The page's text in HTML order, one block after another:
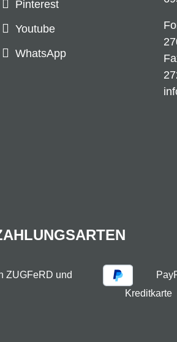
Pinterest
Youtube
WhatsApp
ZUGFeRD und
Kreditkarte